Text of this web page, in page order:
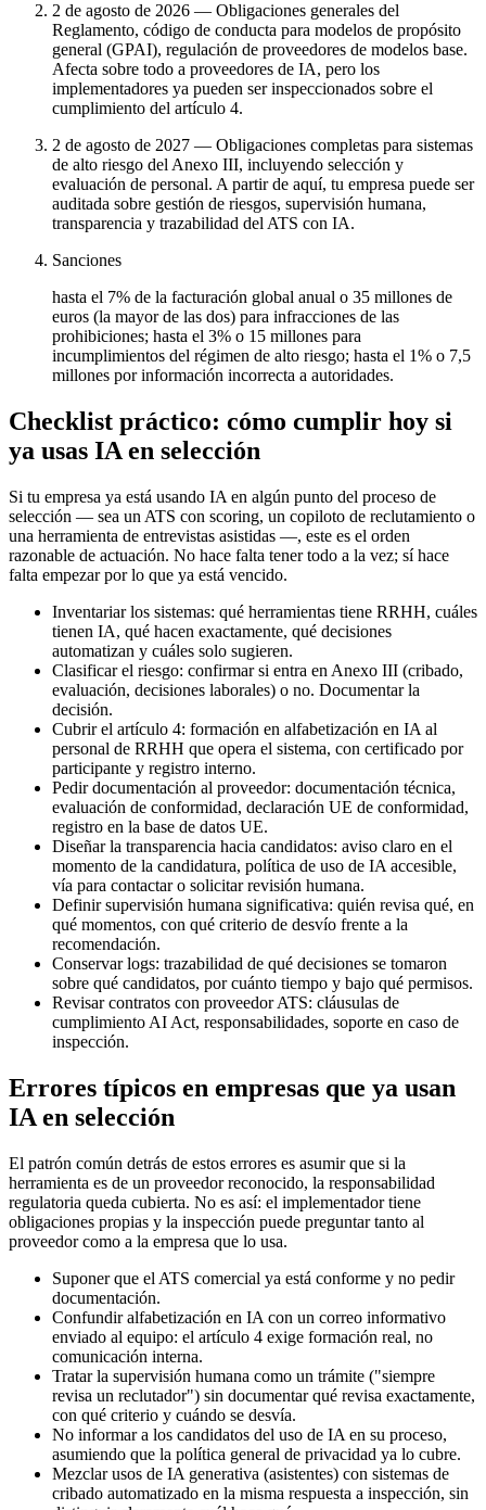
2 de agosto de 2026 — Obligaciones generales del
Reglamento, código de conducta para modelos de propósito
general (GPAI), regulación de proveedores de modelos base.
Afecta sobre todo a proveedores de IA, pero los
implementadores ya pueden ser inspeccionados sobre el
cumplimiento del artículo 4.
2 de agosto de 2027 — Obligaciones completas para sistemas
de alto riesgo del Anexo III, incluyendo selección y
evaluación de personal. A partir de aquí, tu empresa puede ser
auditada sobre gestión de riesgos, supervisión humana,
transparencia y trazabilidad del ATS con IA.
Sanciones
hasta el 7% de la facturación global anual o 35 millones de
euros (la mayor de las dos) para infracciones de las
prohibiciones; hasta el 3% o 15 millones para
incumplimientos del régimen de alto riesgo; hasta el 1% o 7,5
millones por información incorrecta a autoridades.
Checklist práctico: cómo cumplir hoy si
ya usas IA en selección
Si tu empresa ya está usando IA en algún punto del proceso de
selección — sea un ATS con scoring, un copiloto de reclutamiento o
una herramienta de entrevistas asistidas —, este es el orden
razonable de actuación. No hace falta tener todo a la vez; sí hace
falta empezar por lo que ya está vencido.
Inventariar los sistemas: qué herramientas tiene RRHH, cuáles
tienen IA, qué hacen exactamente, qué decisiones
automatizan y cuáles solo sugieren.
Clasificar el riesgo: confirmar si entra en Anexo III (cribado,
evaluación, decisiones laborales) o no. Documentar la
decisión.
Cubrir el artículo 4: formación en alfabetización en IA al
personal de RRHH que opera el sistema, con certificado por
participante y registro interno.
Pedir documentación al proveedor: documentación técnica,
evaluación de conformidad, declaración UE de conformidad,
registro en la base de datos UE.
Diseñar la transparencia hacia candidatos: aviso claro en el
momento de la candidatura, política de uso de IA accesible,
vía para contactar o solicitar revisión humana.
Definir supervisión humana significativa: quién revisa qué, en
qué momentos, con qué criterio de desvío frente a la
recomendación.
Conservar logs: trazabilidad de qué decisiones se tomaron
sobre qué candidatos, por cuánto tiempo y bajo qué permisos.
Revisar contratos con proveedor ATS: cláusulas de
cumplimiento AI Act, responsabilidades, soporte en caso de
inspección.
Errores típicos en empresas que ya usan
IA en selección
El patrón común detrás de estos errores es asumir que si la
herramienta es de un proveedor reconocido, la responsabilidad
regulatoria queda cubierta. No es así: el implementador tiene
obligaciones propias y la inspección puede preguntar tanto al
proveedor como a la empresa que lo usa.
Suponer que el ATS comercial ya está conforme y no pedir
documentación.
Confundir alfabetización en IA con un correo informativo
enviado al equipo: el artículo 4 exige formación real, no
comunicación interna.
Tratar la supervisión humana como un trámite ("siempre
revisa un reclutador") sin documentar qué revisa exactamente,
con qué criterio y cuándo se desvía.
No informar a los candidatos del uso de IA en su proceso,
asumiendo que la política general de privacidad ya lo cubre.
Mezclar usos de IA generativa (asistentes) con sistemas de
cribado automatizado en la misma respuesta a inspección, sin